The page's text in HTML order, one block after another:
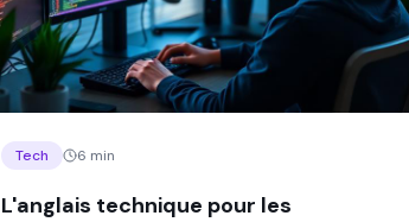
Tech 6 min
L'anglais technique pour les